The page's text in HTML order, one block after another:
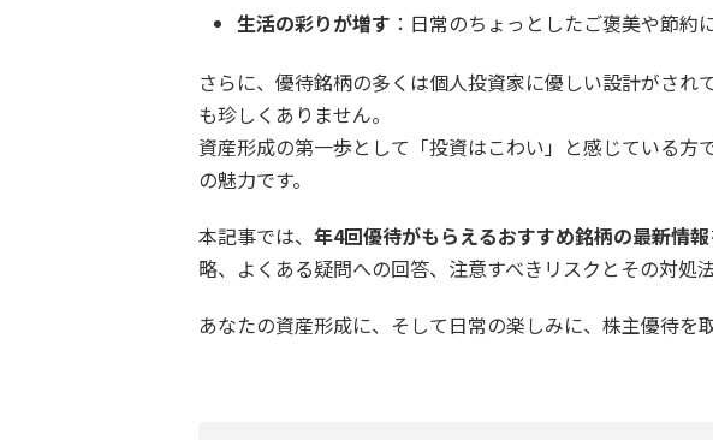
生活の彩りが増す ：日常のちょっとしたご褒美や節約
さらに、優待銘柄の多くは個人投資家に優しい設計がされ
も珍しくありません。
資産形成の第一歩として「投資はこわい」と感じている方
の魅力です。
本記事では、 年4回優待がもらえるおすすめ銘柄の最新情報
略、よくある疑問への回答、注意すべきリスクとその対処
あなたの資産形成に、そして日常の楽しみに、株主優待を